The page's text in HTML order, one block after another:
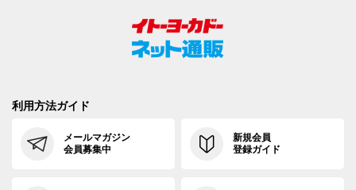
利用方法ガイド
メールマガジン
会員募集中
新規会員
登録ガイド